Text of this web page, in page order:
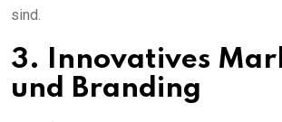
sind.
3. Innovatives
und Branding